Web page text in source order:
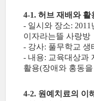
4-1. 허브 재배와 활
- 일시와 장소:
이자라는뜰 사랑방
- 강사: 풀무학교 생
- 내용: 교육대상과
활용(장애와 홍동
4-2. 원예치료의 이